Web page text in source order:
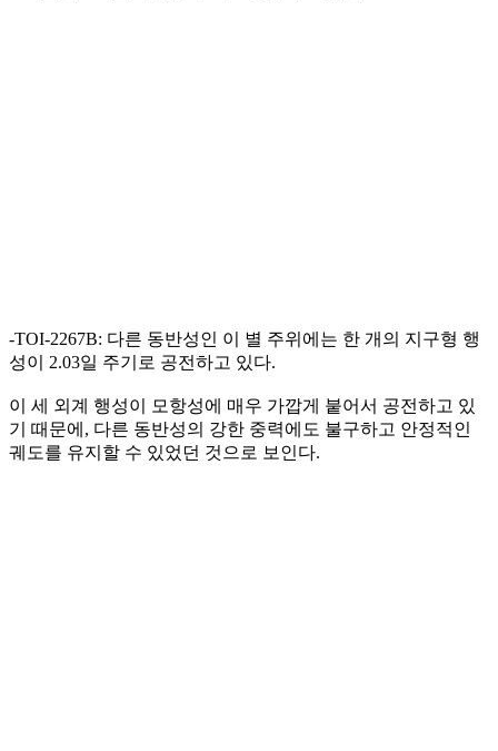
-TOI-2267B: 다른 동반성인 이 별 주위에는 한 개의 지구형 행
성이 2.03일 주기로 공전하고 있다.
이 세 외계 행성이 모항성에 매우 가깝게 붙어서 공전하고 있
기 때문에, 다른 동반성의 강한 중력에도 불구하고 안정적인
궤도를 유지할 수 있었던 것으로 보인다.